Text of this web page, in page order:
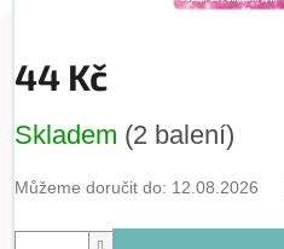
44 Kč
cena:
Skladem (2 balení)
Můžeme doručit do: 12.08.2026